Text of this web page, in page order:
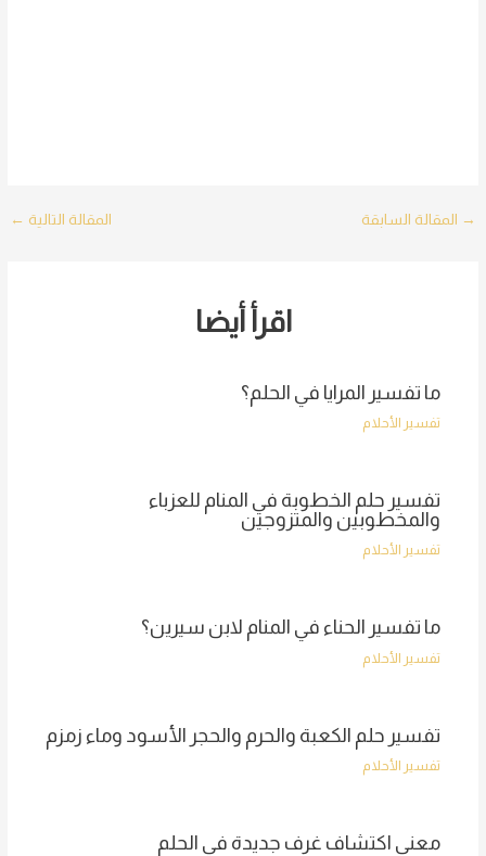
Post
→ المقالة السابقة المقالة التالية ←
اقرأ أيضا
ما تفسير المرايا في الحلم؟
تفسير الأحلام
تفسير حلم الخطوبة في المنام للعزباء
والمخطوبين والمتزوجين
تفسير الأحلام
ما تفسير الحناء في المنام لابن سيرين؟
تفسير الأحلام
تفسير حلم الكعبة والحرم والحجر الأسود وماء زمزم
تفسير الأحلام
معنى اكتشاف غرف جديدة في الحلم